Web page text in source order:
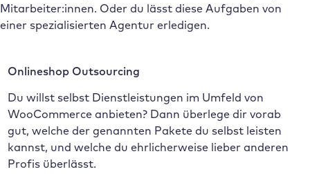
Mitarbeiter:innen. Oder du lässt diese Aufgaben von
einer spezialisierten Agentur erledigen.
Onlineshop Outsourcing
Du willst selbst Dienstleistungen im Umfeld von
WooCommerce anbieten? Dann überlege dir vorab
gut, welche der genannten Pakete du selbst leisten
kannst, und welche du ehrlicherweise lieber anderen
Profis überlässt.